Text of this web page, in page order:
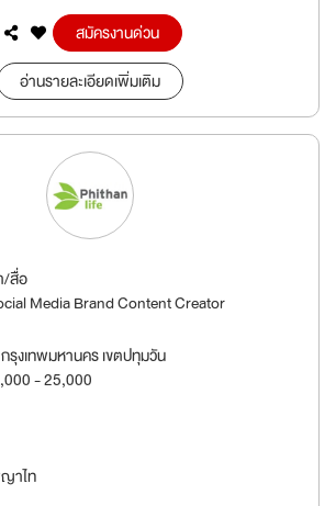
สมัครงานด่วน
อ่านรายละเอียดเพิ่มเติม
/สื่อ
Media Brand Content Creator
กรุงเทพมหานคร เขตปทุมวัน
- 25,000
าไท